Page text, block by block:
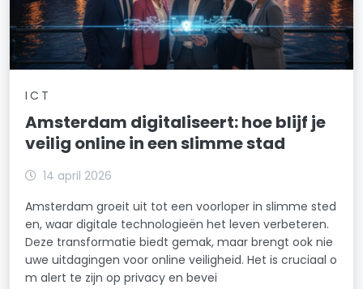
ICT
Amsterdam digitaliseert: hoe blijf je
veilig online in een slimme stad
14 april 2026
Amsterdam groeit uit tot een voorloper in slimme sted
en, waar digitale technologieën het leven verbeteren.
Deze transformatie biedt gemak, maar brengt ook nie
uwe uitdagingen voor online veiligheid. Het is cruciaal o
m alert te zijn op privacy en bevei